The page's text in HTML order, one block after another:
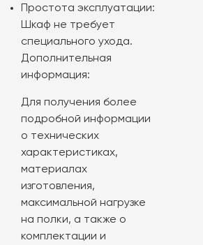
Простота эксплуатации:
Шкаф не требует
специального ухода.
Дополнительная
информация:
Для получения более
подробной информации
о технических
характеристиках,
материалах
изготовления,
максимальной нагрузке
на полки, а также о
комплектации и